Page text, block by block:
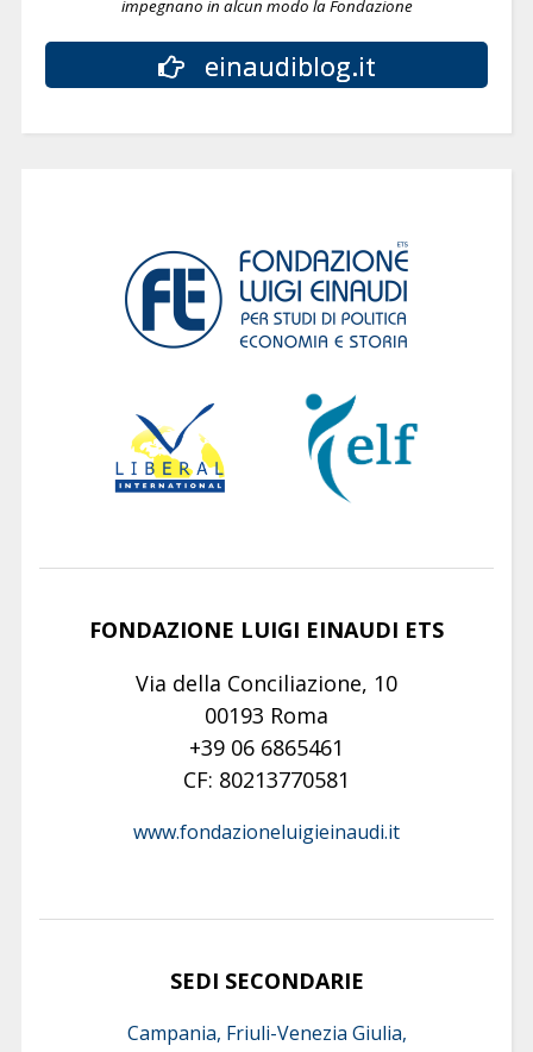
impegnano in alcun modo la Fondazione
einaudiblog.it
FONDAZIONE LUIGI EINAUDI ETS
Via della Conciliazione, 10
00193 Roma
+39 06 6865461
CF: 80213770581
www.fondazioneluigieinaudi.it
SEDI SECONDARIE
Campania, Friuli-Venezia Giulia,